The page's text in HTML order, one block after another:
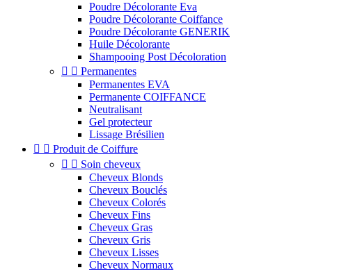
Poudre Décolorante Eva
Poudre Décolorante Coiffance
Poudre Décolorante GENERIK
Huile Décolorante
Shampooing Post Décoloration
  Permanentes
Permanentes EVA
Permanente COIFFANCE
Neutralisant
Gel protecteur
Lissage Brésilien
  Produit de Coiffure
  Soin cheveux
Cheveux Blonds
Cheveux Bouclés
Cheveux Colorés
Cheveux Fins
Cheveux Gras
Cheveux Gris
Cheveux Lisses
Cheveux Normaux